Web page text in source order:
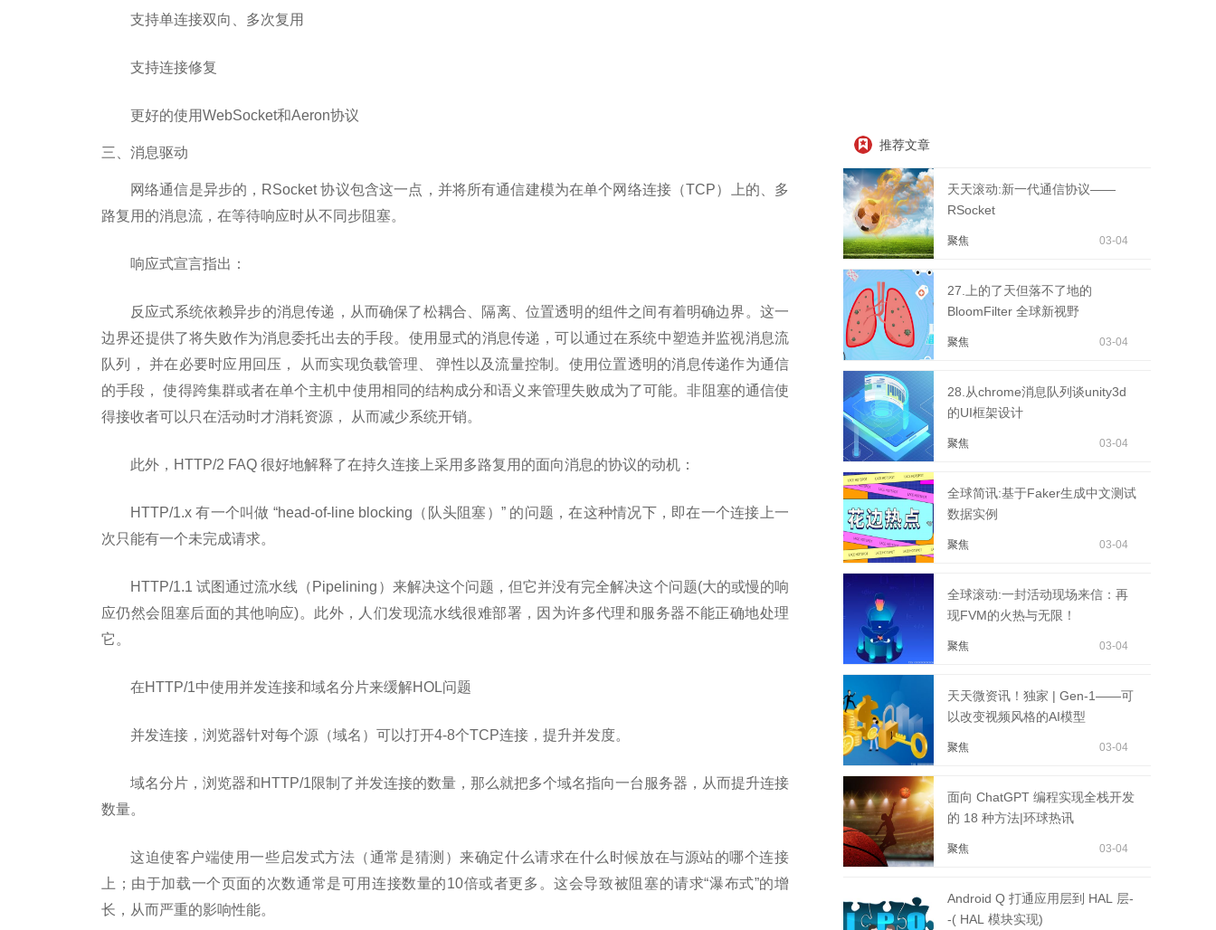
支持单连接双向、多次复用
支持连接修复
更好的使用WebSocket和Aeron协议
三、消息驱动
网络通信是异步的，RSocket 协议包含这一点，并将所有通信建模为在单个网络连接（TCP）上的、多
路复用的消息流，在等待响应时从不同步阻塞。
响应式宣言指出：
反应式系统依赖异步的消息传递，从而确保了松耦合、隔离、位置透明的组件之间有着明确边界。这一
边界还提供了将失败作为消息委托出去的手段。使用显式的消息传递，可以通过在系统中塑造并监视消息流
队列， 并在必要时应用回压， 从而实现负载管理、 弹性以及流量控制。使用位置透明的消息传递作为通信
的手段， 使得跨集群或者在单个主机中使用相同的结构成分和语义来管理失败成为了可能。非阻塞的通信使
得接收者可以只在活动时才消耗资源， 从而减少系统开销。
此外，HTTP/2 FAQ 很好地解释了在持久连接上采用多路复用的面向消息的协议的动机：
HTTP/1.x 有一个叫做 “head-of-line blocking（队头阻塞）” 的问题，在这种情况下，即在一个连接上一
次只能有一个未完成请求。
HTTP/1.1 试图通过流水线（Pipelining）来解决这个问题，但它并没有完全解决这个问题(大的或慢的响
应仍然会阻塞后面的其他响应)。此外，人们发现流水线很难部署，因为许多代理和服务器不能正确地处理
它。
在HTTP/1中使用并发连接和域名分片来缓解HOL问题
并发连接，浏览器针对每个源（域名）可以打开4-8个TCP连接，提升并发度。
域名分片，浏览器和HTTP/1限制了并发连接的数量，那么就把多个域名指向一台服务器，从而提升连接
数量。
这迫使客户端使用一些启发式方法（通常是猜测）来确定什么请求在什么时候放在与源站的哪个连接
上；由于加载一个页面的次数通常是可用连接数量的10倍或者更多。这会导致被阻塞的请求“瀑布式”的增
长，从而严重的影响性能。
推荐文章
天天滚动:新一代通信协议——
RSocket
聚焦 03-04
27.上的了天但落不了地的
BloomFilter 全球新视野
聚焦 03-04
28.从chrome消息队列谈unity3d
的UI框架设计
聚焦 03-04
全球简讯:基于Faker生成中文测试
数据实例
聚焦 03-04
全球滚动:一封活动现场来信：再
现FVM的火热与无限！
聚焦 03-04
天天微资讯！独家 | Gen-1——可
以改变视频风格的AI模型
聚焦 03-04
面向 ChatGPT 编程实现全栈开发
的 18 种方法|环球热讯
聚焦 03-04
Android Q 打通应用层到 HAL 层-
-( HAL 模块实现)